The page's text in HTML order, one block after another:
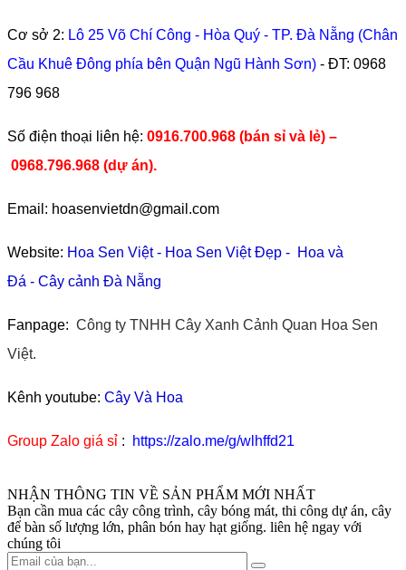
Cơ sở 2: Lô 25 Võ Chí Công - Hòa Quý - TP. Đà Nẵng (Chân
Cầu Khuê Đông phía bên Quận Ngũ Hành Sơn) - ĐT: 0968
796 968
​Số điện thoại liên hệ: 0916.700.968 (bán sỉ và lẻ) –
0968.796.968 (dự án).
Email: hoasenvietdn@gmail.com
Website: Hoa Sen Việt- Hoa Sen Việt Đẹp - Hoa và
Đá - Cây cảnh Đà Nẵng
Fanpage: Công ty TNHH Cây Xanh Cảnh Quan Hoa Sen
Việt.
Kênh youtube: Cây Và Hoa
Group Zalo giá sỉ : https://zalo.me/g/wlhffd21
NHẬN THÔNG TIN VỀ SẢN PHẨM MỚI NHẤT
Bạn cần mua các cây công trình, cây bóng mát, thi công dự án, cây
để bàn số lượng lớn, phân bón hay hạt giống. liên hệ ngay với
chúng tôi